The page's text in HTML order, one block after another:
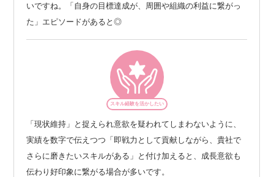
いですね。「自身の目標達成が、周囲や組織の利益に繋がっ
た」エピソードがあると◎
スキル経験を活かしたい
「現状維持」と捉えられ意欲を疑われてしまわないように、
実績を数字で伝えつつ「即戦力として貢献しながら、貴社で
さらに磨きたいスキルがある」と付け加えると、成長意欲も
伝わり好印象に繋がる場合が多いです。